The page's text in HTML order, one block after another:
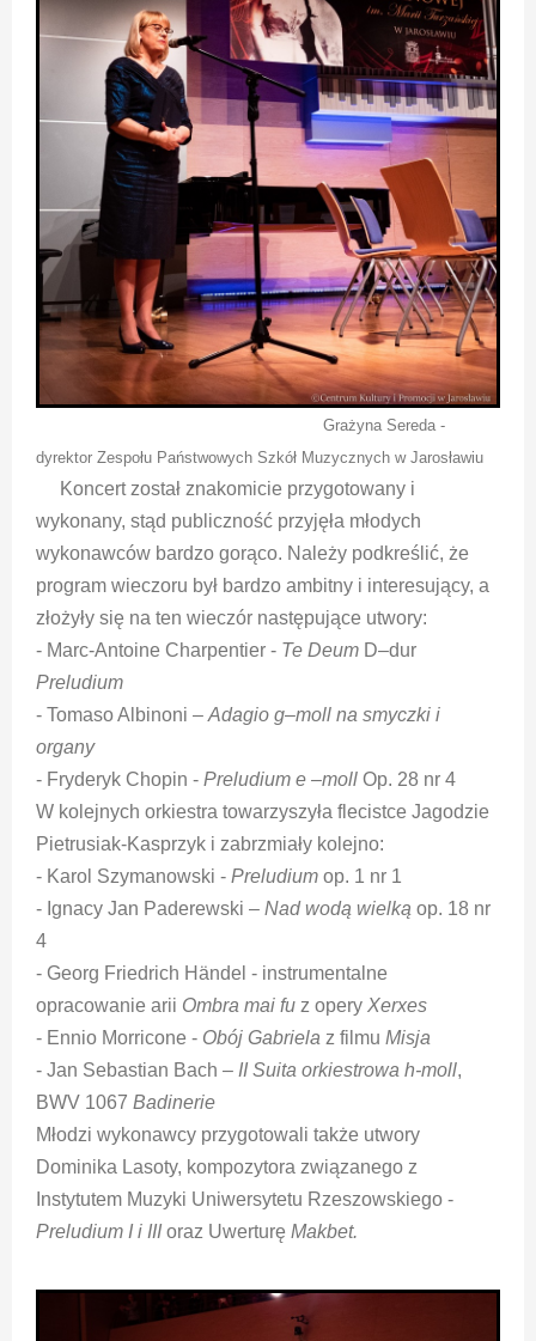
Grażyna Sereda -
dyrektor Zespołu Państwowych Szkół Muzycznych w Jarosławiu
Koncert został znakomicie przygotowany i
wykonany, stąd publiczność przyjęła młodych
wykonawców bardzo gorąco. Należy podkreślić, że
program wieczoru był bardzo ambitny i interesujący, a
złożyły się na ten wieczór następujące utwory:
- Marc-Antoine Charpentier - Te Deum D–dur
Preludium
- Tomaso Albinoni – Adagio g–moll na smyczki i
organy
- Fryderyk Chopin - Preludium e –moll Op. 28 nr 4
W kolejnych orkiestra towarzyszyła flecistce Jagodzie
Pietrusiak-Kasprzyk i zabrzmiały kolejno:
- Karol Szymanowski - Preludium op. 1 nr 1
- Ignacy Jan Paderewski – Nad wodą wielką op. 18 nr
4
- Georg Friedrich Händel - instrumentalne
opracowanie arii Ombra mai fu z opery Xerxes
- Ennio Morricone - Obój Gabriela z filmu Misja
- Jan Sebastian Bach – II Suita orkiestrowa h-moll,
BWV 1067 Badinerie
Młodzi wykonawcy przygotowali także utwory
Dominika Lasoty, kompozytora związanego z
Instytutem Muzyki Uniwersytetu Rzeszowskiego -
Preludium I i IIIoraz Uwerturę Makbet.